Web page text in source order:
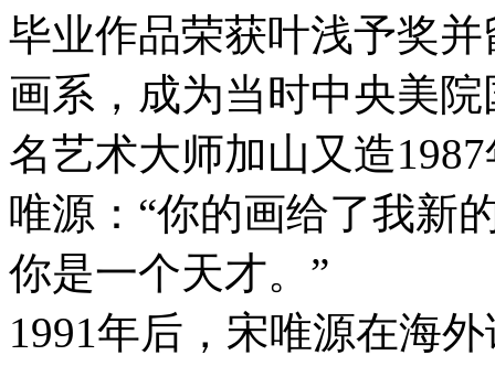
毕业作品荣获叶浅予奖
画系，成为当时中央美
名艺术大师加山又造
唯源：“你的画给了我新
你是一个天才。”
1991年后，宋唯源在海